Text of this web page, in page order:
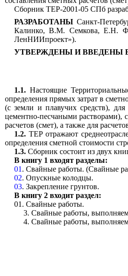
Сборник ТЕР-2001-05 СПб
РАЗРАБОТАНЫСанкт-
Калинко, В.М. Семкова, Е.Н.
ЛенНИИпроект»).
УТВЕРЖДЕНЫ И ВВЕДЕНЫ
1.1.Настоящие
определения прямых затрат в
(с земли и плавучих средств),
цементно-песчаными растворами),
расчетов (смет), а также для
1.2.ТЕР отражают
определения сметной стоимости
1.3.Сборник состоит из двух
В книгу 1 входят разделы:
01 . Свайные работы. (Свайные
02. Опускные колодцы.
03. Закрепление грунтов.
В книгу 2 входит раздел:
01. Свайные работы.
3. Свайные работы,
4. Свайные работы,